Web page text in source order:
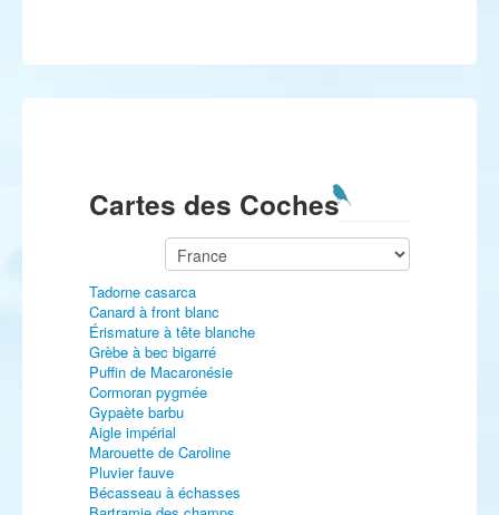
Cartes des Coches
Tadorne casarca
Canard à front blanc
Érismature à tête blanche
Grèbe à bec bigarré
Puffin de Macaronésie
Cormoran pygmée
Gypaète barbu
Aigle impérial
Marouette de Caroline
Pluvier fauve
Bécasseau à échasses